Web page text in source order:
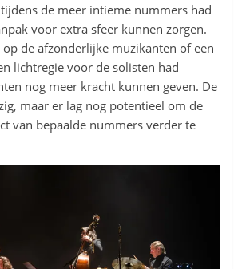
de meer intieme nummers had
voor extra sfeer kunnen zorgen.
op de afzonderlijke muzikanten of een
lichtregie voor de solisten had
nog meer kracht kunnen geven. De
maar er lag nog potentieel om de
van bepaalde nummers verder te